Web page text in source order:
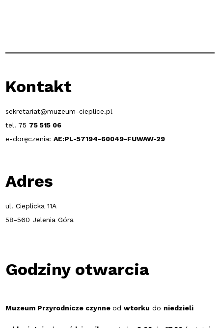
Kontakt
sekretariat@muzeum-cieplice.pl
tel. 75 75 515 06
e-doręczenia:AE:PL-57194-60049-FUWAW-29
Adres
ul. Cieplicka 11A
58-560 Jelenia Góra
Godziny otwarcia
Muzeum Przyrodnicze czynneodwtorku do niedzieli